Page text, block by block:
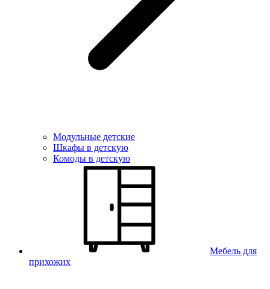
Модульные детские
Шкафы в детскую
Комоды в детскую
Мебель для
прихожих